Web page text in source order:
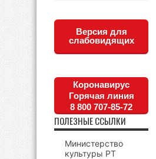
Версия для
слабовидящих
Коронавирус
Горячая линия
8 800 707-85-72
ПОЛЕЗНЫЕ ССЫЛКИ
Министерство
культуры РТ